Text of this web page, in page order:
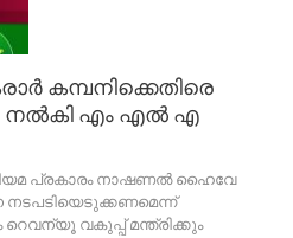
കമ്പനിക്കെതിരെ
നൽകി എം എൽ എ
പ്രകാരം നാഷണൽ ഹൈവേ
നടപടിയെടുക്കണമെന്ന്
റെവന്യൂ വകുപ്പ് മന്ത്രിക്കും